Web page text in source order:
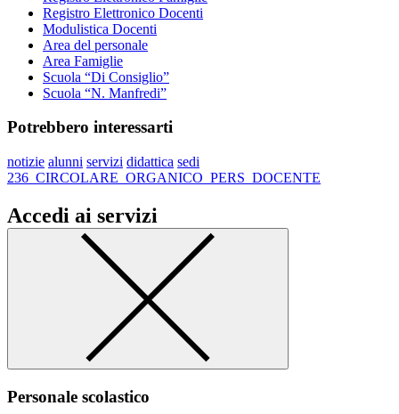
Registro Elettronico Docenti
Modulistica Docenti
Area del personale
Area Famiglie
Scuola “Di Consiglio”
Scuola “N. Manfredi”
Potrebbero interessarti
notizie alunni servizi didattica sedi
236_CIRCOLARE_ORGANICO_PERS_DOCENTE
Accedi ai servizi
Personale scolastico